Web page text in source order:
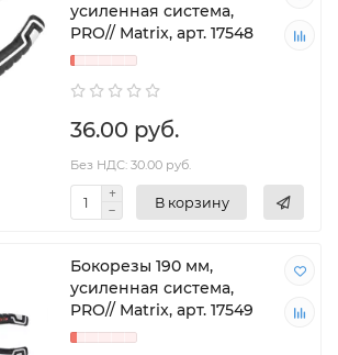
усиленная система,
PRO// Matrix, арт. 17548
36.00 руб.
Без НДС: 30.00 руб.
В корзину
Бокорезы 190 мм,
усиленная система,
PRO// Matrix, арт. 17549